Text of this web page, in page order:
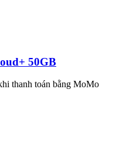
50GB
thanh toán bằng MoMo